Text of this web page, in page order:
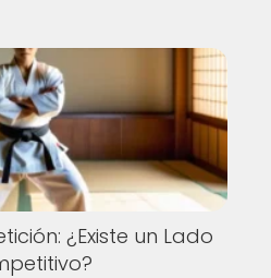
¿Existe un Lado